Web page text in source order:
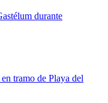
durante
tramo de Playa del